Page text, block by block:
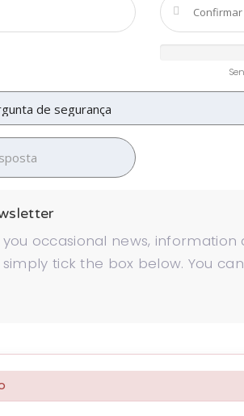
occasional news,
tick the box below. You